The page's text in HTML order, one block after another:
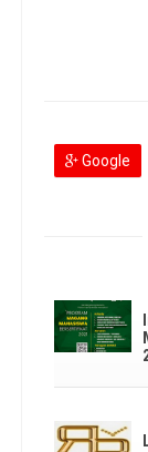
Google